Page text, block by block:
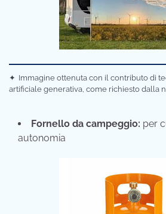
✦ Immagine ottenuta con il contributo di
artificiale generativa, come richiesto dalla
Fornello da campeggio: per
autonomia